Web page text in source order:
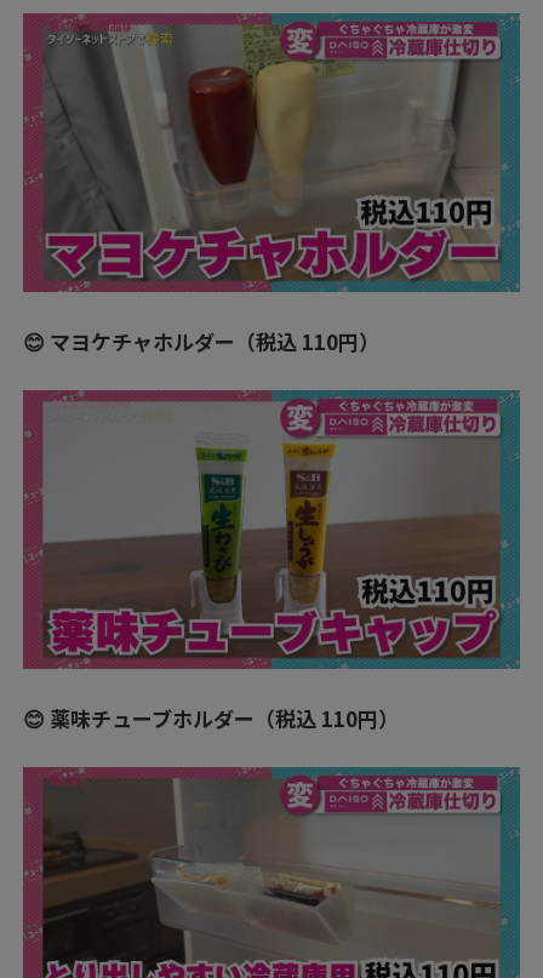
😊 マヨケチャホルダー（税込 110円）
😊 薬味チューブホルダー（税込 110円）